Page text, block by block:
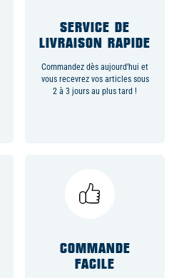
SERVICE DE
LIVRAISON RAPIDE
Commandez dès aujourd’hui et
vous recevrez vos articles sous
2 à 3 jours au plus tard !
COMMANDE
FACILE